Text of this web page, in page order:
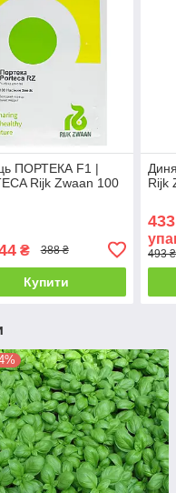
ПОРТЕКА F1 |
Rijk Zwaan 100
₴ 388 ₴
Купити
Rijk
493